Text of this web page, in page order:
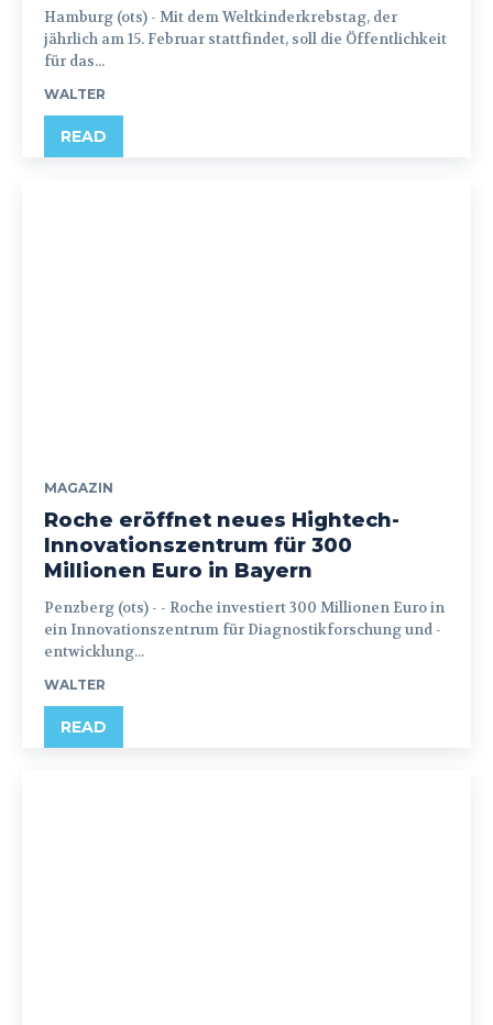
Hamburg (ots) - Mit dem Weltkinderkrebstag, der
jährlich am 15. Februar stattfindet, soll die Öffentlichkeit
für das...
WALTER
READ
MAGAZIN
Roche eröffnet neues Hightech-
Innovationszentrum für 300
Millionen Euro in Bayern
Penzberg (ots) - - Roche investiert 300 Millionen Euro in
ein Innovationszentrum für Diagnostikforschung und -
entwicklung...
WALTER
READ